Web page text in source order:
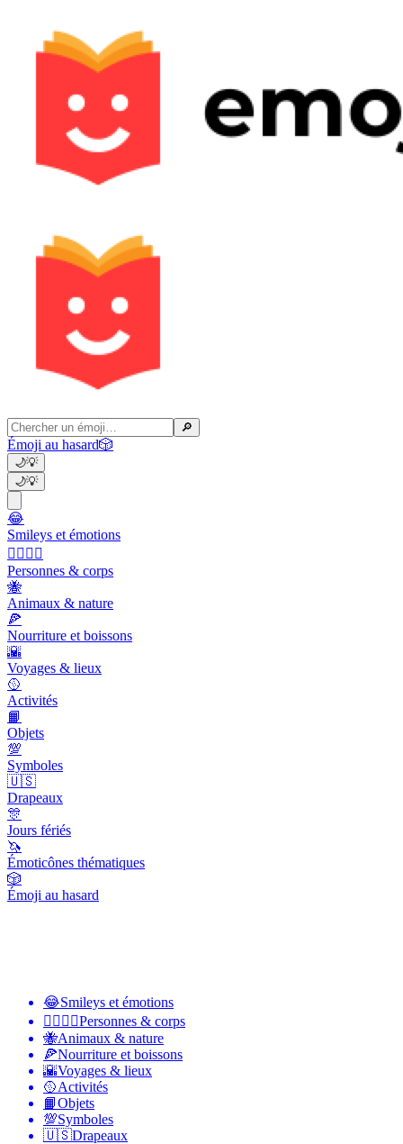
🔎
Émoji au hasard🎲
🌙💡
🌙💡
😂
Smileys et émotions
👩‍❤️‍💋‍👨
Personnes & corps
🐝
Animaux & nature
🍕
Nourriture et boissons
🌇
Voyages & lieux
🥎
Activités
📙
Objets
💯
Symboles
🇺🇸
Drapeaux
🎊
Jours fériés
🦄
Émoticônes thématiques
🎲
Émoji au hasard
😂Smileys et émotions
👩‍❤️‍💋‍👨Personnes & corps
🐝Animaux & nature
🍕Nourriture et boissons
🌇Voyages & lieux
🥎Activités
📙Objets
💯Symboles
🇺🇸Drapeaux